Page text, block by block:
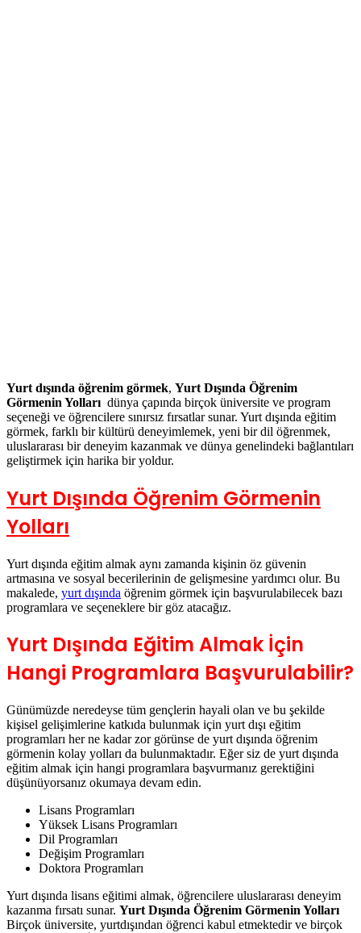
seçeneği ve öğrencilere sınırsız fırsatlar sunar. Yurt dışında eğitim
görmek, farklı bir kültürü deneyimlemek, yeni bir dil öğrenmek,
uluslararası bir deneyim kazanmak ve dünya genelindeki bağlantıları
geliştirmek için harika bir yoldur.
Yurt Dışında Öğrenim Görmenin
Yolları
Yurt dışında eğitim almak aynı zamanda kişinin öz güvenin
makalede,yurt dışındaöğrenim görmek için başvurulabilecek bazı
programlara ve seçeneklere bir göz atacağız.
Yurt Dışında Eğitim Almak İçin
Hangi Programlara Başvurulabilir?
Günümüzde neredeyse tüm gençlerin hayali olan ve bu şekilde
programları her ne kadar zor görünse de yurt dışında öğrenim
görmenin kolay yolları da bulunmaktadır. Eğer siz de yurt dışında
eğitim almak için hangi programlara başvurmanız gerektiğini
düşünüyorsanız okumaya devam edin.
Lisans Programları
Dil Programları
Değişim Programları
Doktora Programları
Yurt dışında lisans eğitimi almak, öğrencilere uluslararası deneyim
Birçok üniversite, yurtdışından öğrenci kabul etmektedir ve birçok
lisans programı İngilizce veya diğer dillerde sunulmaktadır. Bununla
birlikte, yurt dışında lisans programına başvurmak için,